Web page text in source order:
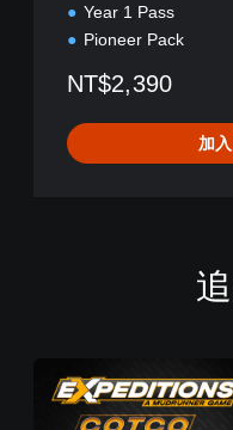
Year 1 Pass
Pioneer Pack
NT$2,390
加